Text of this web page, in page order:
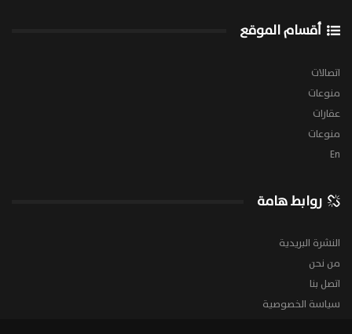
أقسام الموقع
اتصالات
منوعات
عقارات
منوعات
En
روابط هامة
النشرة البريدية
من نحن
اتصل بنا
سياسة الخصوصية